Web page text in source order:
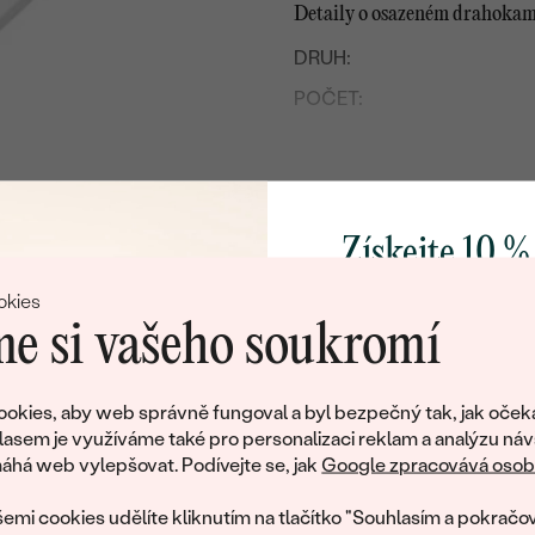
si vašeho soukromí
aby web správně fungoval a byl bezpečný tak, jak
je využíváme také pro personalizaci reklam a analýzu
web vylepšovat. Podívejte se, jak Google zpracovává
cookies udělíte kliknutím na tlačítko "Souhlasím a
Detaily o osazeném
DRUH:
POČET:
ROZMĚRY:
BARVA:
BRUS:
Postranní drahokamy
DRUH:
POČET:
Litujeme, ale tento šperk si už své majitele našel
množství podobných produktů. Pokud chcete být
šperku, zanechte nám svůj e-mail.
Získejte 10
poctivě vyráběných
Jako dárek na
zašleme slevový kód